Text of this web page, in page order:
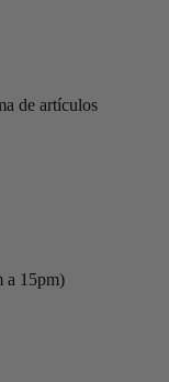
de artículos
a 15pm)